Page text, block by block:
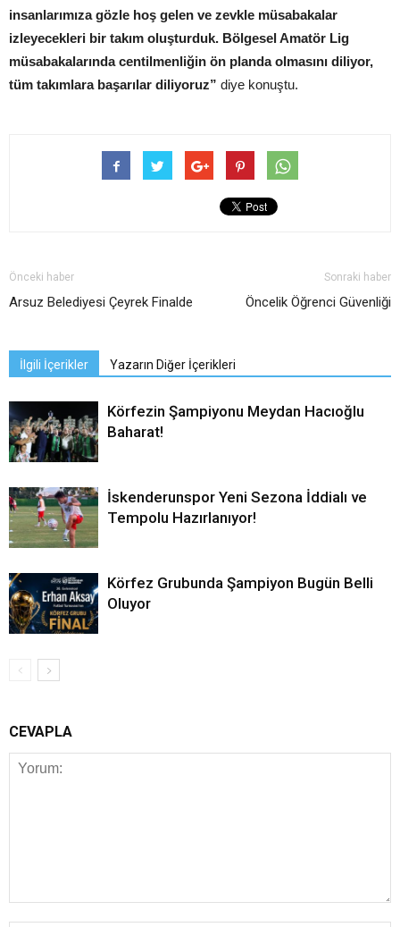
insanlarımıza gözle hoş gelen ve zevkle müsabakalar
izleyecekleri bir takım oluşturduk. Bölgesel Amatör Lig
müsabakalarında centilmenliğin ön planda olmasını diliyor,
tüm takımlara başarılar diliyoruz” diye konuştu.
Önceki haber
Arsuz Belediyesi Çeyrek Finalde
Sonraki haber
Öncelik Öğrenci Güvenliği
İlgili İçerikler Yazarın Diğer İçerikleri
Körfezin Şampiyonu Meydan Hacıoğlu
Baharat!
İskenderunspor Yeni Sezona İddialı ve
Tempolu Hazırlanıyor!
Körfez Grubunda Şampiyon Bugün Belli
Oluyor
CEVAPLA